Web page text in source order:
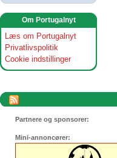
Om Portugalnyt
Læs om Portugalnyt
Privatlivspolitik
Cookie indstillinger
Partnere og sponsorer:
Mini-annoncører: